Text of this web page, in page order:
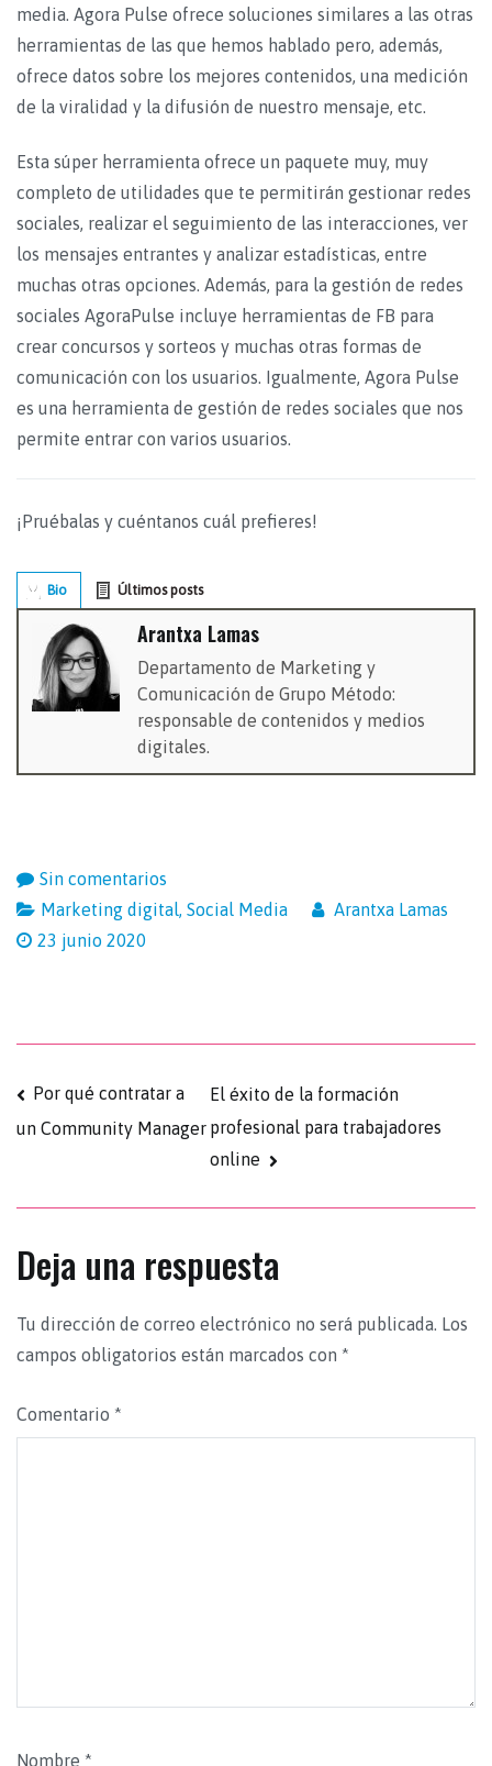
media. Agora Pulse ofrece soluciones similares a las otras
herramientas de las que hemos hablado pero, además,
ofrece datos sobre los mejores contenidos, una medición
de la viralidad y la difusión de nuestro mensaje, etc.
Esta súper herramienta ofrece un paquete muy, muy
completo de utilidades que te permitirán gestionar redes
sociales, realizar el seguimiento de las interacciones, ver
los mensajes entrantes y analizar estadísticas, entre
muchas otras opciones. Además, para la gestión de redes
sociales AgoraPulse incluye herramientas de FB para
crear concursos y sorteos y muchas otras formas de
comunicación con los usuarios. Igualmente, Agora Pulse
es una herramienta de gestión de redes sociales que nos
permite entrar con varios usuarios.
¡Pruébalas y cuéntanos cuál prefieres!
Bio Últimos posts
Arantxa Lamas
Departamento de Marketing y
Comunicación de Grupo Método:
responsable de contenidos y medios
digitales.
Sin comentarios
Marketing digital, Social Media
Arantxa Lamas
23 junio 2020
Por qué contratar a
un Community Manager
El éxito de la formación
profesional para trabajadores
online
Deja una respuesta
Tu dirección de correo electrónico no será publicada. Los
campos obligatorios están marcados con *
Comentario *
Nombre *